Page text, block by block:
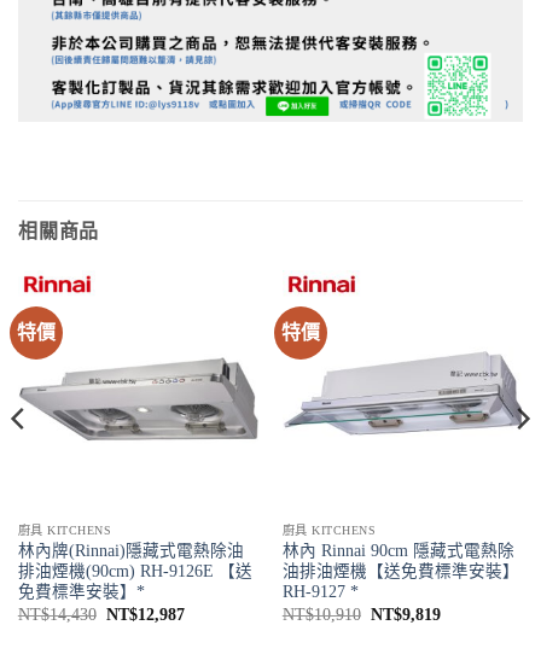
相關商品
特價
廚具 KITCHENS
林內牌(Rinnai)隱藏式電熱除油
排油煙機(90cm) RH-9126E 【送
免費標準安裝】*
NT$14,430 原
NT$12,987目
特價
廚具 KITCHENS
林內 Rinnai 90cm 隱藏式電熱除
油排油煙機【送免費標準安裝】
RH-9127 *
NT$10,910 原
NT$9,819目